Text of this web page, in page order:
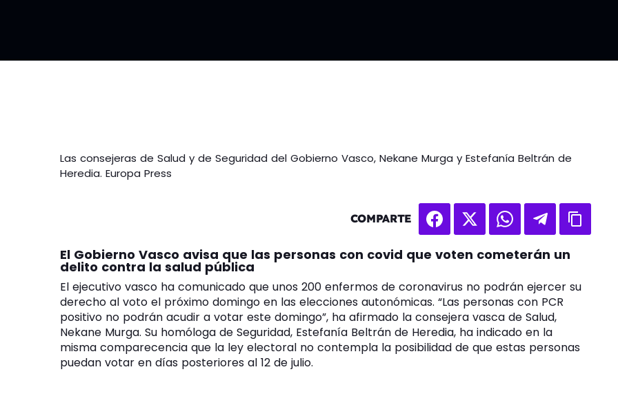
Las consejeras de Salud y de Seguridad del Gobierno Vasco, Nekane Murga y Estefanía Beltrán de
Heredia. Europa Press
COMPARTE
El Gobierno Vasco avisa que las personas con covid que voten cometerán un
delito contra la salud pública
El ejecutivo vasco ha comunicado que unos 200 enfermos de coronavirus no podrán ejercer su
derecho al voto el próximo domingo en las elecciones autonómicas. “Las personas con PCR
positivo no podrán acudir a votar este domingo”, ha afirmado la consejera vasca de Salud,
Nekane Murga. Su homóloga de Seguridad, Estefanía Beltrán de Heredia, ha indicado en la
misma comparecencia que la ley electoral no contempla la posibilidad de que estas personas
puedan votar en días posteriores al 12 de julio.